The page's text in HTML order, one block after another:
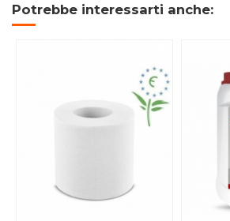
Potrebbe interessarti anche: